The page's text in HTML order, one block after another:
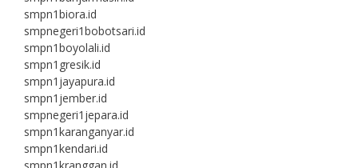
smpn1biora.id
smpnegeri1bobotsari.id
smpn1boyolali.id
smpn1gresik.id
smpn1jayapura.id
smpn1jember.id
smpnegeri1jepara.id
smpn1karanganyar.id
smpn1kendari.id